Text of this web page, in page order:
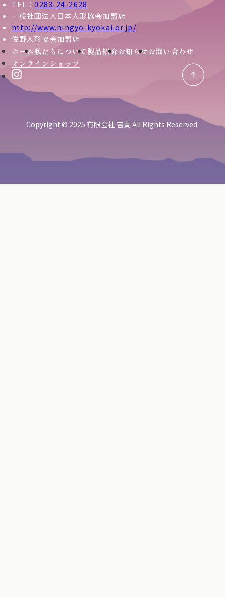
TEL：0283-24-2628
一般社団法人日本人形協会加盟店
http://www.ningyo-kyokai.or.jp/
佐野人形協会加盟店
ホーム私たちについて 製品紹介お知らせお問い合わせ
オンラインショップ
Copyright © 2025 有限会社 吉貞 All Rights Reserved.